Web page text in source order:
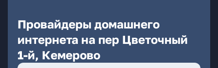
Провайдеры домашнего
интернета на пер Цветочный
1-й, Кемерово